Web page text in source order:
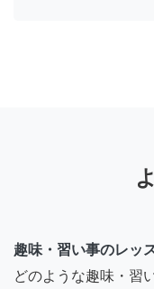
趣味・習い事のレッ
どのような趣味・習